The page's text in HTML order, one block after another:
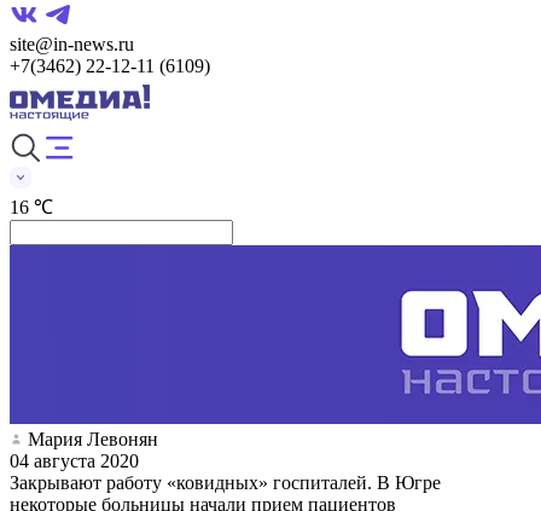
site@in-news.ru
+7(3462) 22-12-11 (6109)
16 ℃
Мария Левонян
04 августа 2020
Закрывают работу «ковидных» госпиталей. В Югре
некоторые больницы начали прием пациентов